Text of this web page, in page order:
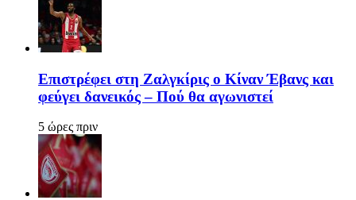
Επιστρέφει στη Ζαλγκίρις ο Κίναν Έβανς και
φεύγει δανεικός – Πού θα αγωνιστεί
5 ώρες πριν